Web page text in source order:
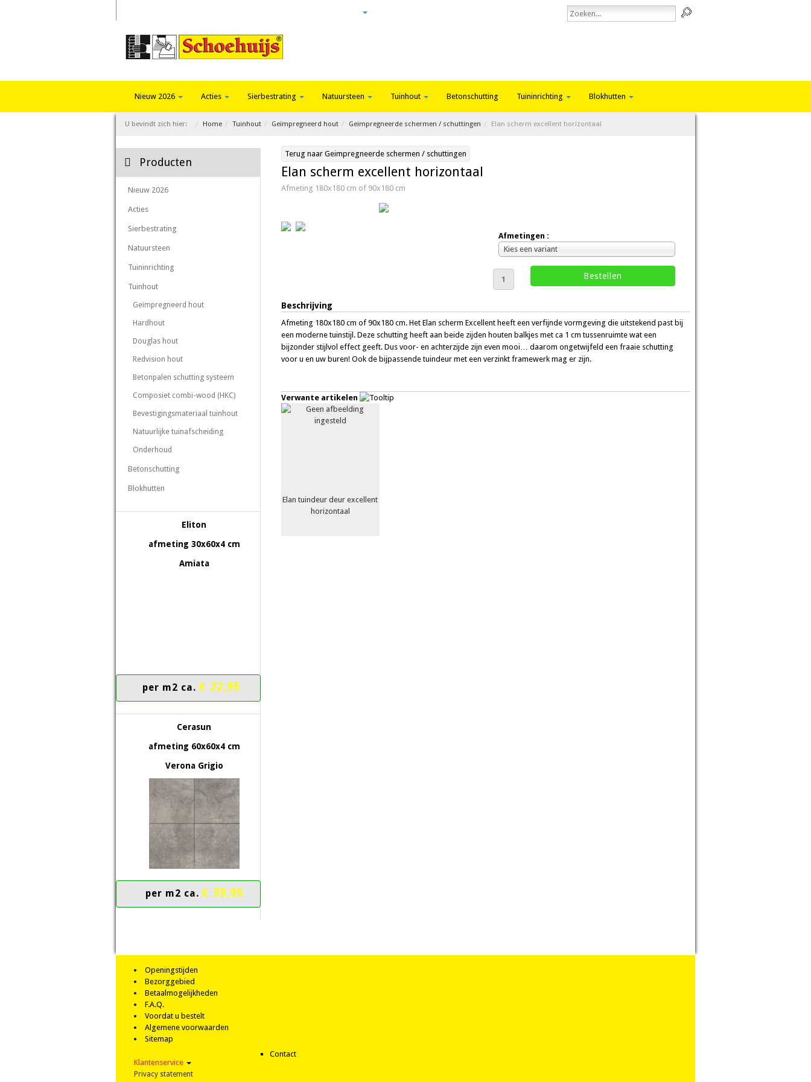
Nieuw 2026 Acties Sierbestrating Natuursteen Tuinhout Betonschutting Tuininrichting Blokhutten
U bevindt zich hier: Home Tuinhout Geïmpregneerd hout Geimpregneerde schermen / schuttingen Elan scherm excellent horizontaal
Producten
Nieuw 2026
Acties
Sierbestrating
Natuursteen
Tuininrichting
Tuinhout
Geïmpregneerd hout
Hardhout
Douglas hout
Redvision hout
Betonpalen schutting systeem
Composiet combi-wood (HKC)
Bevestigingsmateriaal tuinhout
Natuurlijke tuinafscheiding
Onderhoud
Betonschutting
Blokhutten
Eliton
afmeting 30x60x4 cm
Amiata
per m2 ca. € 22,95
Cerasun
afmeting 60x60x4 cm
Verona Grigio
per m2 ca. € 39,95
Terug naar Geimpregneerde schermen / schuttingen
Elan scherm excellent horizontaal
Afmeting 180x180 cm of 90x180 cm
Afmetingen :
Kies een variant
Beschrijving
Afmeting 180x180 cm of 90x180 cm. Het Elan scherm Excellent heeft een verfijnde vormgeving die uitstekend past bij
een moderne tuinstijl. Deze schutting heeft aan beide zijden houten balkjes met ca 1 cm tussenruimte wat een
bijzonder stijlvol effect geeft. Dus voor- en achterzijde zijn even mooi… daarom ongetwijfeld een fraaie schutting
voor u en uw buren! Ook de bijpassende tuindeur met een verzinkt framewerk mag er zijn.
Verwante artikelen
Elan tuindeur deur excellent
horizontaal
Openingstijden
Bezorggebied
Betaalmogelijkheden
F.A.Q.
Voordat u bestelt
Algemene voorwaarden
Sitemap
Klantenservice
Privacy statement
Contact